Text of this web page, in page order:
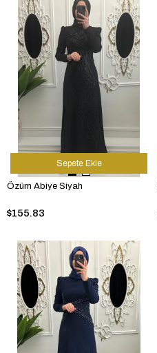
Özüm Abiye Siyah
$155.83
Sepete Ekle